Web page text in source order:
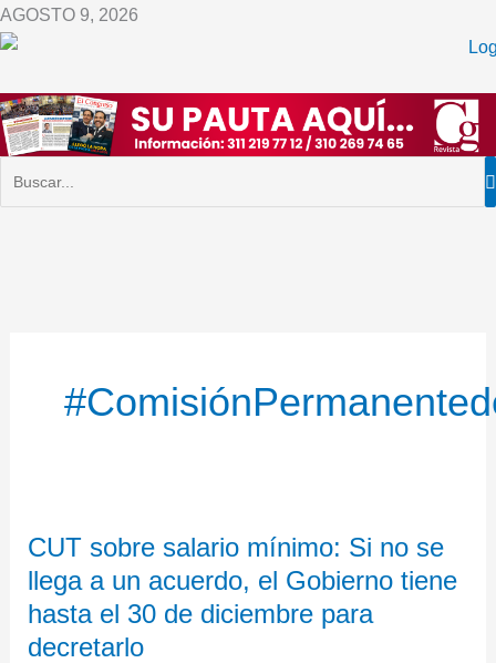
Ir
al
AGOSTO 9, 2026
CUT sobre salario mínimo: Si no se
llega a un acuerdo, el Gobierno tiene
hasta el 30 de diciembre para
decretarlo
sobre
salario
mínimo:
Si